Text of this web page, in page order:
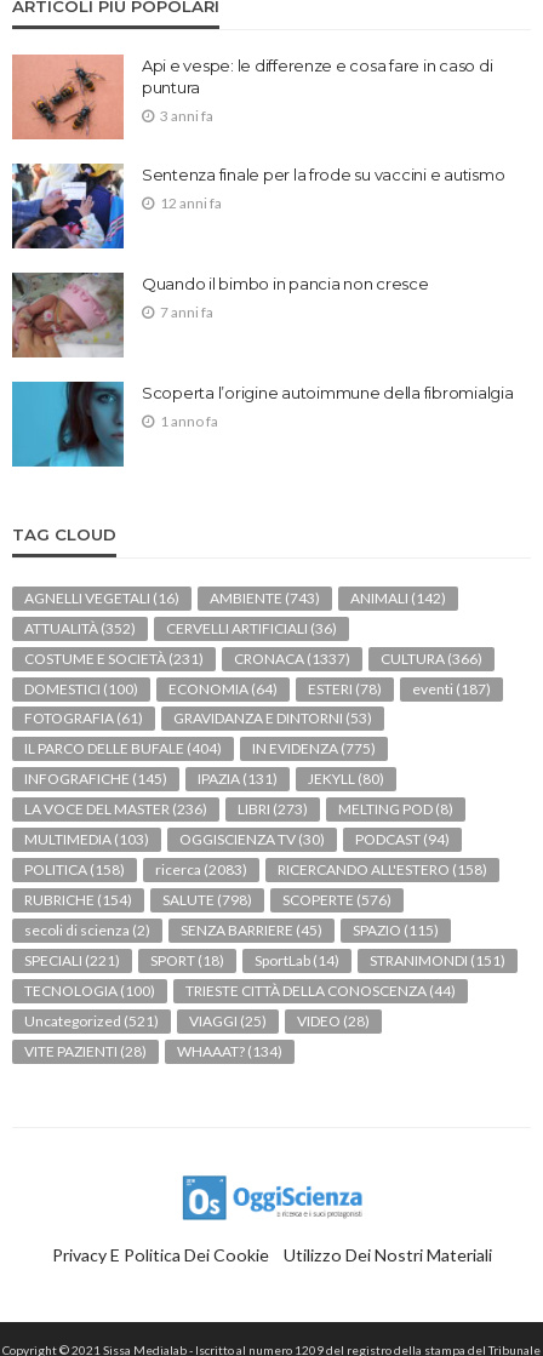
ARTICOLI PIÙ POPOLARI
Api e vespe: le differenze e cosa fare in caso di
puntura
3 anni fa
Sentenza finale per la frode su vaccini e autismo
12 anni fa
Quando il bimbo in pancia non cresce
7 anni fa
Scoperta l’origine autoimmune della fibromialgia
1 anno fa
TAG CLOUD
AGNELLI VEGETALI (16) AMBIENTE (743) ANIMALI (142)
ATTUALITÀ (352) CERVELLI ARTIFICIALI (36)
COSTUME E SOCIETÀ (231) CRONACA (1337) CULTURA (366)
DOMESTICI (100) ECONOMIA (64) ESTERI (78) eventi (187)
FOTOGRAFIA (61) GRAVIDANZA E DINTORNI (53)
IL PARCO DELLE BUFALE (404) IN EVIDENZA (775)
INFOGRAFICHE (145) IPAZIA (131) JEKYLL (80)
LA VOCE DEL MASTER (236) LIBRI (273) MELTING POD (8)
MULTIMEDIA (103) OGGISCIENZA TV (30) PODCAST (94)
POLITICA (158) ricerca (2083) RICERCANDO ALL'ESTERO (158)
RUBRICHE (154) SALUTE (798) SCOPERTE (576)
secoli di scienza (2) SENZA BARRIERE (45) SPAZIO (115)
SPECIALI (221) SPORT (18) SportLab (14) STRANIMONDI (151)
TECNOLOGIA (100) TRIESTE CITTÀ DELLA CONOSCENZA (44)
Uncategorized (521) VIAGGI (25) VIDEO (28)
VITE PAZIENTI (28) WHAAAT? (134)
Privacy E Politica Dei Cookie Utilizzo Dei Nostri Materiali
Copyright © 2021 Sissa Medialab - Iscritto al numero 1209 del registro della stampa del Tribunale